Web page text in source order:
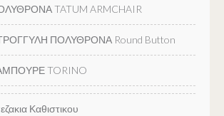
TATUM ARMCHAIR
ΠΟΛΥΘΡΟΝΑ Round Button
TORINO
Καθιστικου